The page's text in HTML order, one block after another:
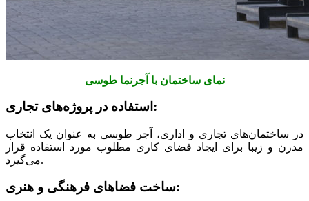
نمای ساختمان با آجرنما طوسی
استفاده در پروژه‌های تجاری:
در ساختمان‌های تجاری و اداری، آجر طوسی به عنوان یک انتخاب
مدرن و زیبا برای ایجاد فضای کاری مطلوب مورد استفاده قرار
می‌گیرد.
ساخت فضاهای فرهنگی و هنری: